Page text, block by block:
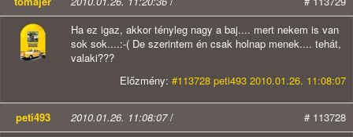
Ha ez igaz, akkor tényleg nagy a baj.... mert nekem is van
sok sok....:-( De szerintem én csak holnap menek.... tehát,
valaki???
Előzmény: #113728 peti493 2010.01.26. 11:08:07
peti493 2010.01.26. 11:08:07/
# 113728